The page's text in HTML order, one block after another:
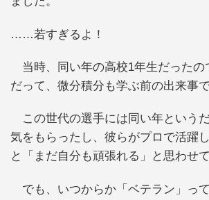
……若すぎるよ！
当時、同い年の高校1年生だったの
だって、微分積分も学ぶ前の出来事で
この世代の選手には同い年という
気をもらったし、彼らがプロで活躍
と「まだ自分も頑張れる」と思わせ
でも、いつからか「ベテラン」っ